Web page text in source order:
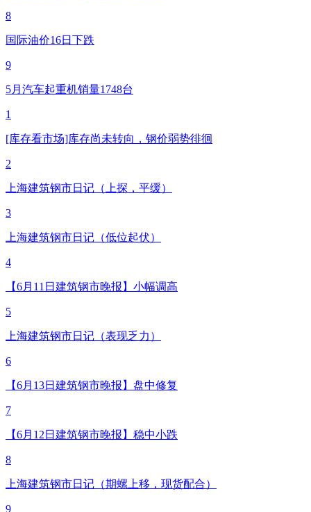
8
国际油价16日下跌
9
5月汽车起重机销量1748台
1
[库存看市场]库存尚未转向，钢价弱势徘徊
2
上海建筑钢市日记（上探，平缓）
3
上海建筑钢市日记（低位起伏）
4
【6月11日建筑钢市晚报】小幅调高
5
上海建筑钢市日记（表现乏力）
6
【6月13日建筑钢市晚报】盘中修复
7
【6月12日建筑钢市晚报】稳中小跌
8
上海建筑钢市日记（期螺上移，现货配合）
9